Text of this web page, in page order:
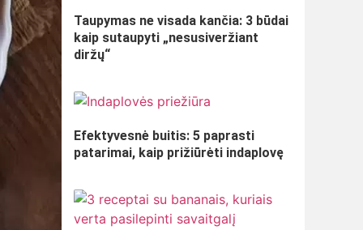
Taupymas ne visada kančia: 3 būdai
kaip sutaupyti „nesusiveržiant
diržų“
Efektyvesnė buitis: 5 paprasti
patarimai, kaip prižiūrėti indaplovę